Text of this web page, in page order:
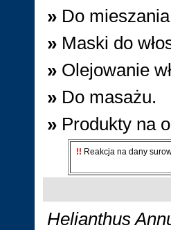
» Do
» Maski do
» Olejowanie
» Do masażu.
» Produkty na
!! Reakcja na dany
Helianthus